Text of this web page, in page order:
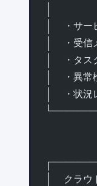
│  ・サ
│  ・受
│  ・タ
│  ・異
│  ・状
│  ク